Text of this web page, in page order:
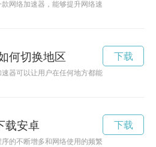
网络加速器，能够提升网络速度，让用户畅
何切换地区
器可以让用户在任何地方都能享受高速流畅
下载
载安卓
序的不断增多和网络使用的频繁，网络速度成
下载